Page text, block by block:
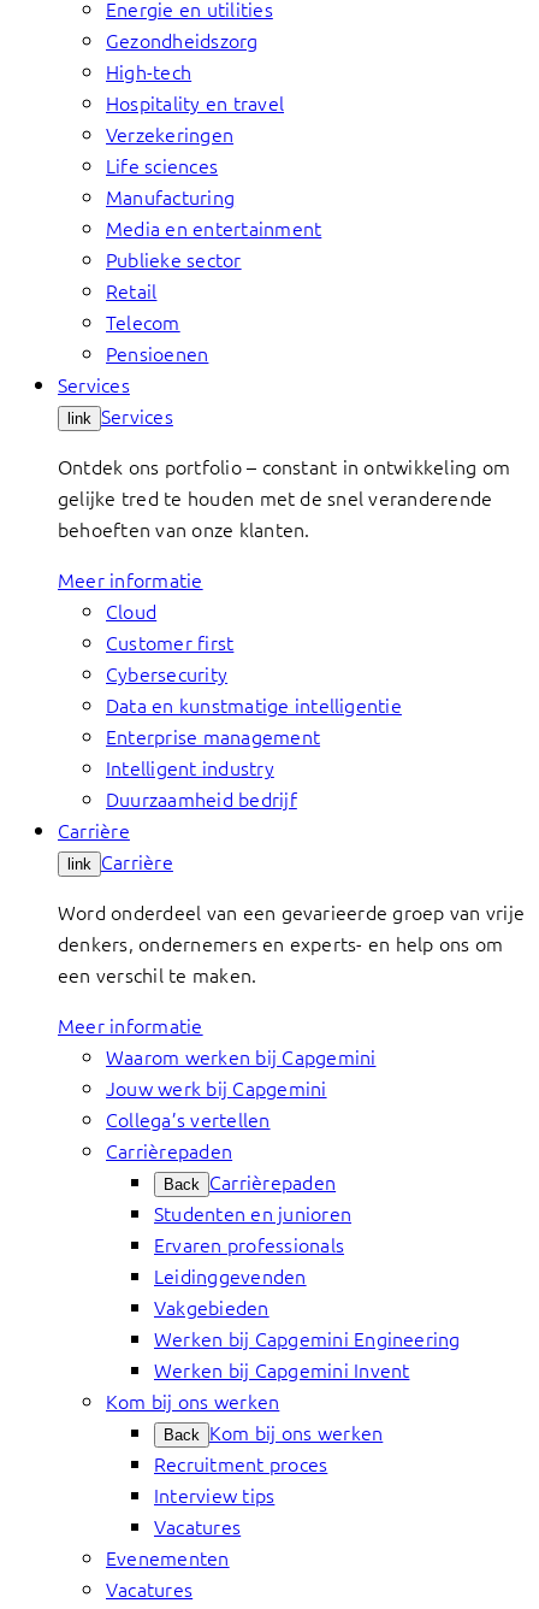
Energie en utilities
Gezondheidszorg
High-tech
Hospitality en travel
Verzekeringen
Life sciences
Manufacturing
Media en entertainment
Publieke sector
Retail
Telecom
Pensioenen
Services
link Services
Ontdek ons portfolio – constant in ontwikkeling om
gelijke tred te houden met de snel veranderende
behoeften van onze klanten.
Meer informatie
Cloud
Customer first
Cybersecurity
Data en kunstmatige intelligentie
Enterprise management
Intelligent industry
Duurzaamheid bedrijf
Carrière
link Carrière
Word onderdeel van een gevarieerde groep van vrije
denkers, ondernemers en experts- en help ons om
een verschil te maken.
Meer informatie
Waarom werken bij Capgemini
Jouw werk bij Capgemini
Collega’s vertellen
Carrièrepaden
Back Carrièrepaden
Studenten en junioren
Ervaren professionals
Leidinggevenden
Vakgebieden
Werken bij Capgemini Engineering
Werken bij Capgemini Invent
Kom bij ons werken
Back Kom bij ons werken
Recruitment proces
Interview tips
Vacatures
Evenementen
Vacatures